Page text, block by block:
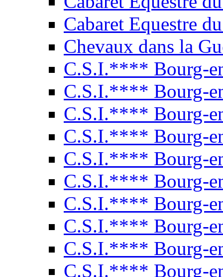
Cabaret Equestre
Chevaux dans la
C.S.I.**** Bourg-
C.S.I.**** Bourg-
C.S.I.**** Bourg-
C.S.I.**** Bourg-
C.S.I.**** Bourg-
C.S.I.**** Bourg-
C.S.I.**** Bourg-
C.S.I.**** Bourg-
C.S.I.**** Bourg-
C.S.I.**** Bourg-